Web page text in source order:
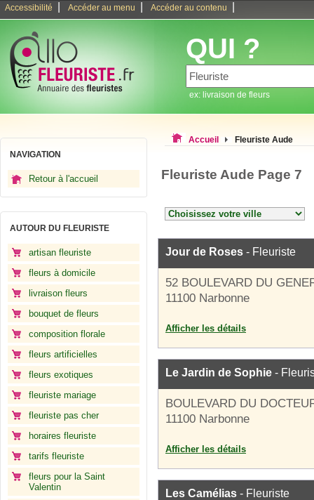
Accessibilité Accéder au menu Accéder au contenu
QUI ?
ex: livraison de fleurs
NAVIGATION
Retour à l'accueil
AUTOUR DU FLEURISTE
artisan fleuriste
fleurs à domicile
livraison fleurs
bouquet de fleurs
composition florale
fleurs artificielles
fleurs exotiques
fleuriste mariage
fleuriste pas cher
horaires fleuriste
tarifs fleuriste
fleurs pour la Saint
Valentin
Accueil Fleuriste Aude
Fleuriste Aude Page 7
Jour de Roses - Fleuriste
52 BOULEVARD DU
11100 Narbonne
Afficher les détails
Le Jardin de Sophie -
BOULEVARD DU
11100 Narbonne
Afficher les détails
Les Camélias - Fleuriste